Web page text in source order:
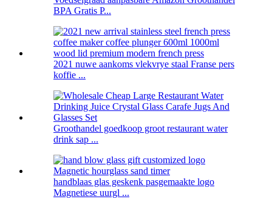
BPA Gratis P...
2021 nuwe aankoms vlekvrye staal Franse pers
koffie ...
Groothandel goedkoop groot restaurant water
drink sap ...
handblaas glas geskenk pasgemaakte logo
Magnetiese uurgl ...